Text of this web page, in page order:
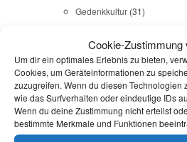
Cookie-Zustimmung
Um dir ein optimales Erlebnis zu bieten,
Cookies, um Geräteinformationen zu
zuzugreifen. Wenn du diesen Technologien
wie das Surfverhalten oder eindeutige IDs
Wenn du deine Zustimmung nicht erteilst
bestimmte Merkmale und Funktionen
Gedenkkultur (31)
Gleichstellung(17)
Internationales(65)
Kommunales (107)
LINKES(108)
NSU(29)
Religion & Dialog(35)